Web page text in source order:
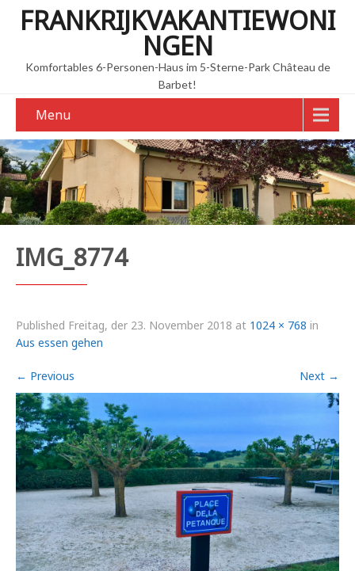
FRANKRIJKVAKANTIEWONI
NGEN
Komfortables 6-Personen-Haus im 5-Sterne-Park Château de
Barbet!
Menu
IMG_8774
Published Freitag, der 23. November 2018 at 1024 × 768 in
Aus essen gehen
← Previous Next →